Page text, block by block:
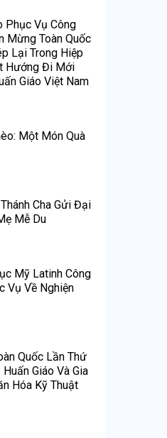
Phục Vụ Công
Mừng Toàn Quốc
Lại Trong Hiệp
Hướng Đi Mới
Giáo Việt Nam
Một Món Quà
Cha Gửi Đại
Mễ Du
Mỹ Latinh Công
Vụ Về Nghiện
Quốc Lần Thứ
Giáo Và Gia
Hóa Kỹ Thuật